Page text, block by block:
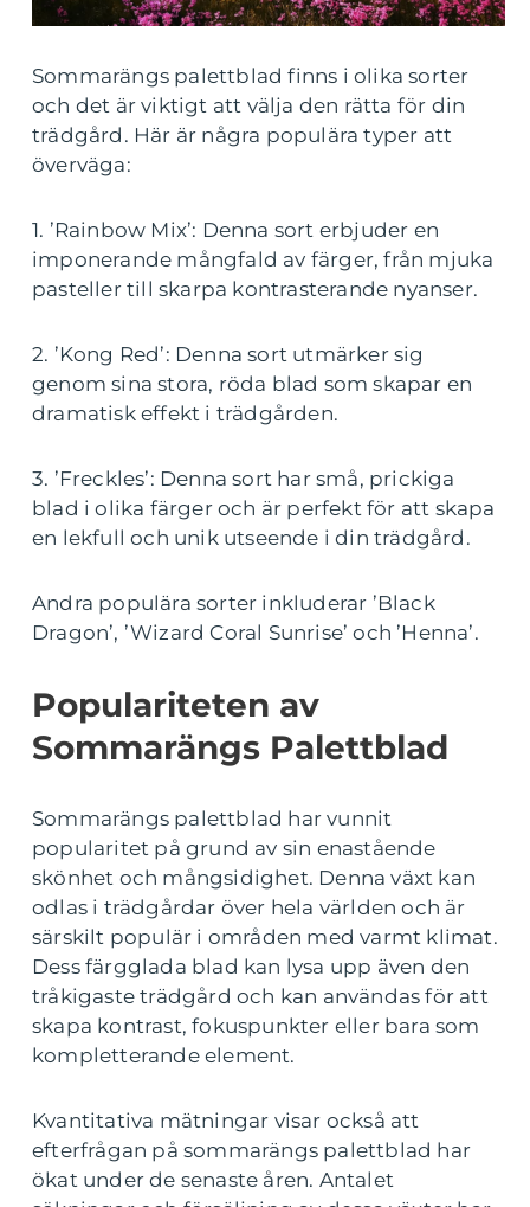
Sommarängs palettblad finns i olika sorter
och det är viktigt att välja den rätta för din
trädgård. Här är några populära typer att
överväga:
1. ’Rainbow Mix’: Denna sort erbjuder en
imponerande mångfald av färger, från mjuka
pasteller till skarpa kontrasterande nyanser.
2. ’Kong Red’: Denna sort utmärker sig
genom sina stora, röda blad som skapar en
dramatisk effekt i trädgården.
3. ’Freckles’: Denna sort har små, prickiga
blad i olika färger och är perfekt för att skapa
en lekfull och unik utseende i din trädgård.
Andra populära sorter inkluderar ’Black
Dragon’, ’Wizard Coral Sunrise’ och ’Henna’.
Populariteten av
Sommarängs Palettblad
Sommarängs palettblad har vunnit
popularitet på grund av sin enastående
skönhet och mångsidighet. Denna växt kan
odlas i trädgårdar över hela världen och är
särskilt populär i områden med varmt klimat.
Dess färgglada blad kan lysa upp även den
tråkigaste trädgård och kan användas för att
skapa kontrast, fokuspunkter eller bara som
kompletterande element.
Kvantitativa mätningar visar också att
efterfrågan på sommarängs palettblad har
ökat under de senaste åren. Antalet